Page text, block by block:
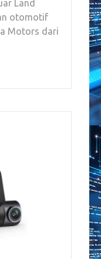
Land
otomotif
Motors dari